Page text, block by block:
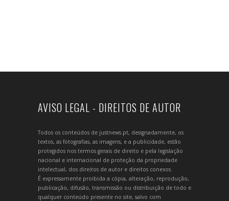
AVISO LEGAL - DIREITOS DE AUTOR
Todos os conteúdos de justnews.pt, designadamente, os
textos, as fotografias, as imagens, e a publicidade, estão
protegidos nos termos gerais de direito e pela legislação
nacional e internacional de proteção da propriedade
intelectual, dos direitos de autor e direitos conexos.
É expressamente proibida a cópia, alteração, reprodução,
publicação, difusão, transmissão ou distribuição de todo e
qualquer conteúdo presente no site, salvo com